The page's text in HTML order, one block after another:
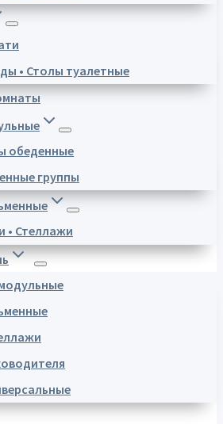
• Столы туалетные
обеденные
группы
• Стеллажи